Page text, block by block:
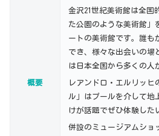
概要
金沢21世紀美術館は全国
た公園のような美術館」
ートの美術館です。誰も
でき、様々な出会いの場
は日本全国から多くの人
レアンドロ・エルリッヒ
ル」はプールを介して地
けが話題でぜひ体験した
併設のミュージアムショ